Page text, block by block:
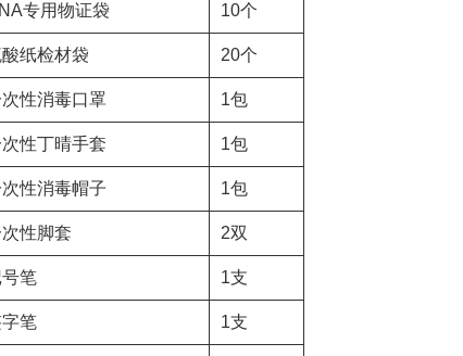
专用物证袋 10个
纸检材袋 20个
性消毒口罩 1包
性丁晴手套 1包
性消毒帽子 1包
性脚套 2双
笔 1支
笔 1支